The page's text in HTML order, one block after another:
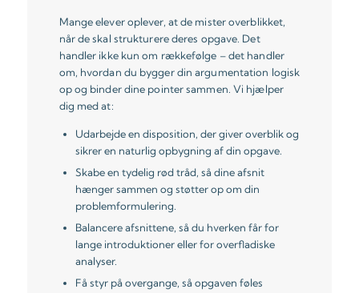
Mange elever oplever, at de mister overblikket,
når de skal strukturere deres opgave. Det
handler ikke kun om rækkefølge – det handler
om, hvordan du bygger din argumentation logisk
op og binder dine pointer sammen. Vi hjælper
dig med at:
Udarbejde en disposition, der giver overblik og
sikrer en naturlig opbygning af din opgave.
Skabe en tydelig rød tråd, så dine afsnit
hænger sammen og støtter op om din
problemformulering.
Balancere afsnittene, så du hverken får for
lange introduktioner eller for overfladiske
analyser.
Få styr på overgange, så opgaven føles